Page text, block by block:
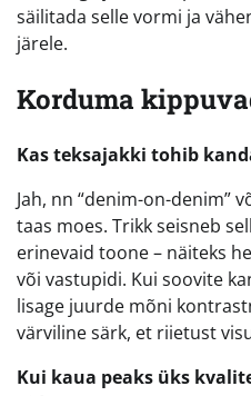
säilitada selle vormi ja
järele.
Korduma
Kas teksajakki tohib
Jah, nn “denim-on-denim”
taas moes. Trikk seisneb
erinevaid toone – näiteks
või vastupidi. Kui soovite
lisage juurde mõni
värviline särk, et riietust
Kui kaua peaks üks